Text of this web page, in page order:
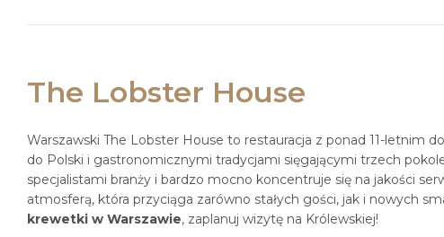
The Lobster House
Warszawski The Lobster House to restauracja z ponad 11-letnim
do Polski i gastronomicznymi tradycjami sięgającymi trzech
specjalistami branży i bardzo mocno koncentruje się na jakości
atmosferą, która przyciąga zarówno stałych gości, jak i nowych
krewetki w Warszawie, zaplanuj wizytę na Królewskiej!